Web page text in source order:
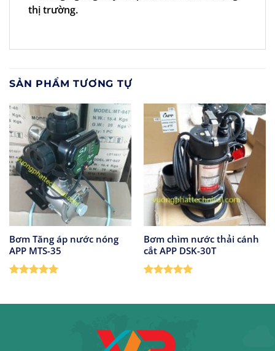
thị trường.
SẢN PHẨM TƯƠNG TỰ
Bơm Tăng áp nước nóng
APP MTS-35
sao
Bơm chìm nước thải cánh
cắt APP DSK-30T
sao